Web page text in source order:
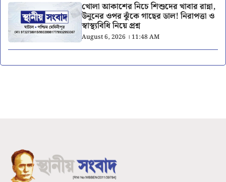
খোলা আকাশের নিচে শিশুদের খাবার রান্না,
উনুনের ওপর ঝুঁকে গাছের ডাল! নিরাপত্তা ও
স্বাস্থ্যবিধি নিয়ে প্রশ্ন
August 6, 2026 । 11:48 AM